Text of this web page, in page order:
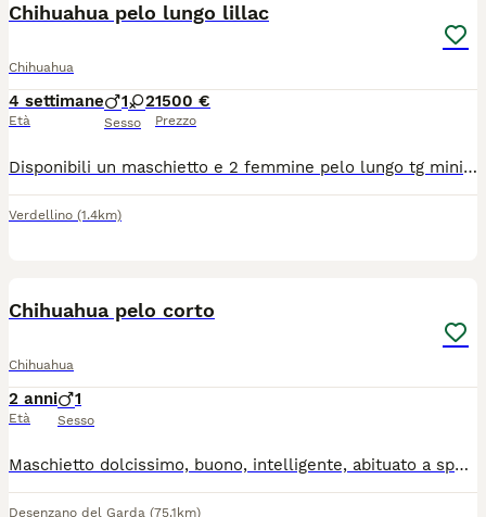
Chihuahua pelo lungo lillac
Chihuahua
4 settimane
Età
1 2
Sesso
1500 €
Prezzo
Disponibili un maschietto e 2 femmine pelo lungo tg mini verranno consegnati completi di ciclo vermifugo trattamento antiparassitario vaccino microchip certificato medico libretto sanitario iscrizione anagrafe canina passaggio di proprietà kit cucciolo pedigree enci genitori visibili solo persone responsabili siamo in provincia di Bergamo solo contatti telefonici 3491350788
Verdellino (1.4km)
Chihuahua pelo corto
Chihuahua
2 anni
Età
1
Sesso
Maschietto dolcissimo, buono, intelligente, abituato a sporcare in giardino, solo da compagnia, ha microchip, libretto sanitario completo di vaccini e trattamento antiparassitario. Per informazioni contattatemi al 3398754098 Non è in regalo
Desenzano del Garda (75.1km)